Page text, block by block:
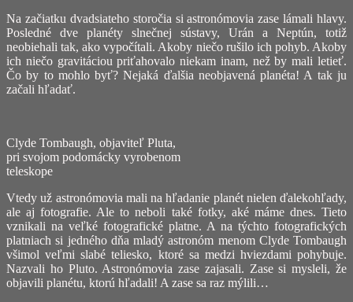
Na začiatku dvadsiateho storočia si astronómovia zase lámali hlavy.
Posledné dve planéty slnečnej sústavy, Urán a Neptún, totiž
neobiehali tak, ako vypočítali. Akoby niečo rušilo ich pohyb. Akoby
ich niečo gravitáciou priťahovalo niekam inam, než by mali letieť.
Čo by to mohlo byť? Nejaká ďalšia neobjavená planéta! A tak ju
začali hľadať.
Clyde Tombaugh, objaviteľ Pluta,
pri svojom podomácky vyrobenom
teleskope
Vtedy už astronómovia mali na hľadanie planét nielen ďalekohľady,
ale aj fotografie. Ale to neboli také fotky, aké máme dnes. Tieto
vznikali na veľké fotografické platne. A na týchto fotografických
platniach si jedného dňa mladý astronóm menom Clyde Tombaugh
všimol veľmi slabé teliesko, ktoré sa medzi hviezdami pohybuje.
Nazvali ho Pluto. Astronómovia zase zajasali. Zase si mysleli, že
objavili planétu, ktorú hľadali! A zase sa raz mýlili…